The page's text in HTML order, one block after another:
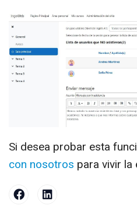
Si desea probar esta
con nosotros para vivir la